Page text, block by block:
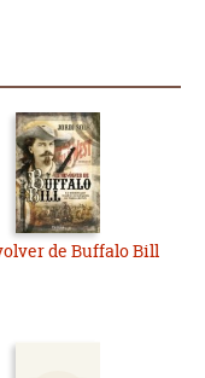
de Buffalo Bill